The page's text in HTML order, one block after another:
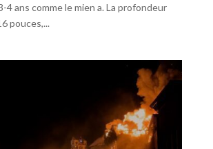
4 ans comme le mien a. La profondeur
pouces,...